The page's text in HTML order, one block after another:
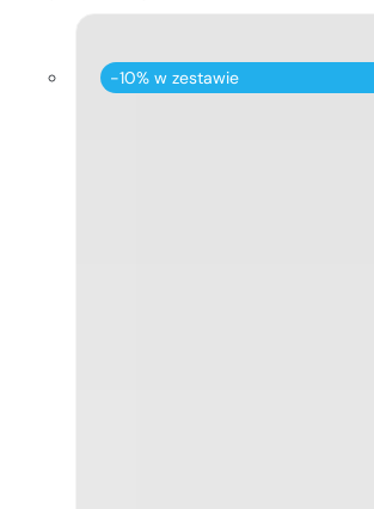
-10% w zestawie